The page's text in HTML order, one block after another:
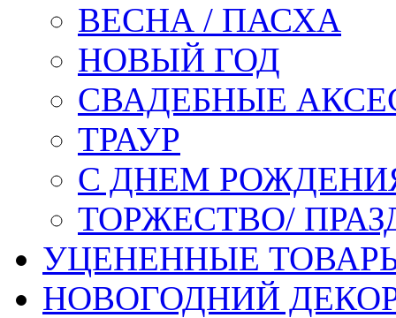
ВЕСНА / ПАСХА
НОВЫЙ ГОД
СВАДЕБНЫЕ
ТРАУР
С ДНЕМ
ТОРЖЕСТВО/
УЦЕНЕННЫЕ
НОВОГОДНИЙ